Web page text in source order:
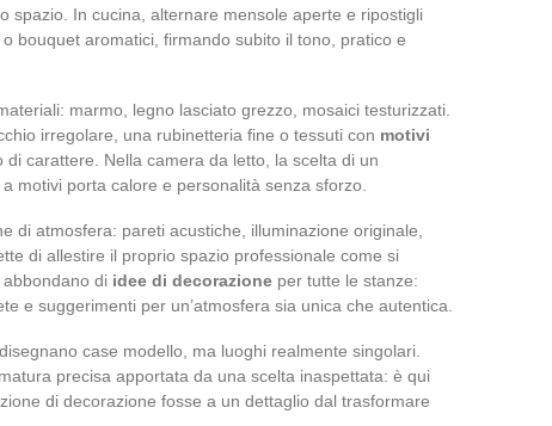
spazio. In cucina, alternare mensole aperte e ripostigli
bouquet aromatici, firmando subito il tono, pratico e
marmo, legno lasciato grezzo, mosaici testurizzati.
irregolare, una rubinetteria fine o tessuti con motivi
di carattere. Nella camera da letto, la scelta di un
motivi porta calore e personalità senza sforzo.
di atmosfera: pareti acustiche, illuminazione originale,
di allestire il proprio spazio professionale come si
di idee di decorazione per tutte le stanze:
e suggerimenti per un’atmosfera sia unica che autentica.
case modello, ma luoghi realmente singolari.
precisa apportata da una scelta inaspettata: è qui
di decorazione fosse a un dettaglio dal trasformare